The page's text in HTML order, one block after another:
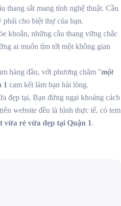
thang sắt mang tính nghệ thuật. Cầu
phái cho biệt thự của bạn.
khoắn, những cầu thang vững chắc
ai muốn tìm tới một không gian
hàng đầu, với phương châm "một
1 cam kết làm bạn hài lòng.
đẹp tại, Bạn đừng ngại khoảng cách
website đều là hình thực tế, có tem
vừa rẻ vừa đẹp tại Quận 1.